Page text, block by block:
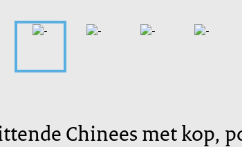
Chinees met kop,